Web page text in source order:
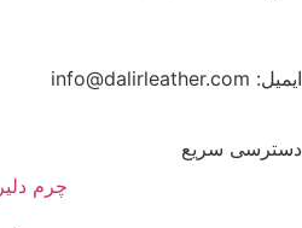
ایمیل: info@dalirleather.com
دسترسی سریع
چرم دلیر